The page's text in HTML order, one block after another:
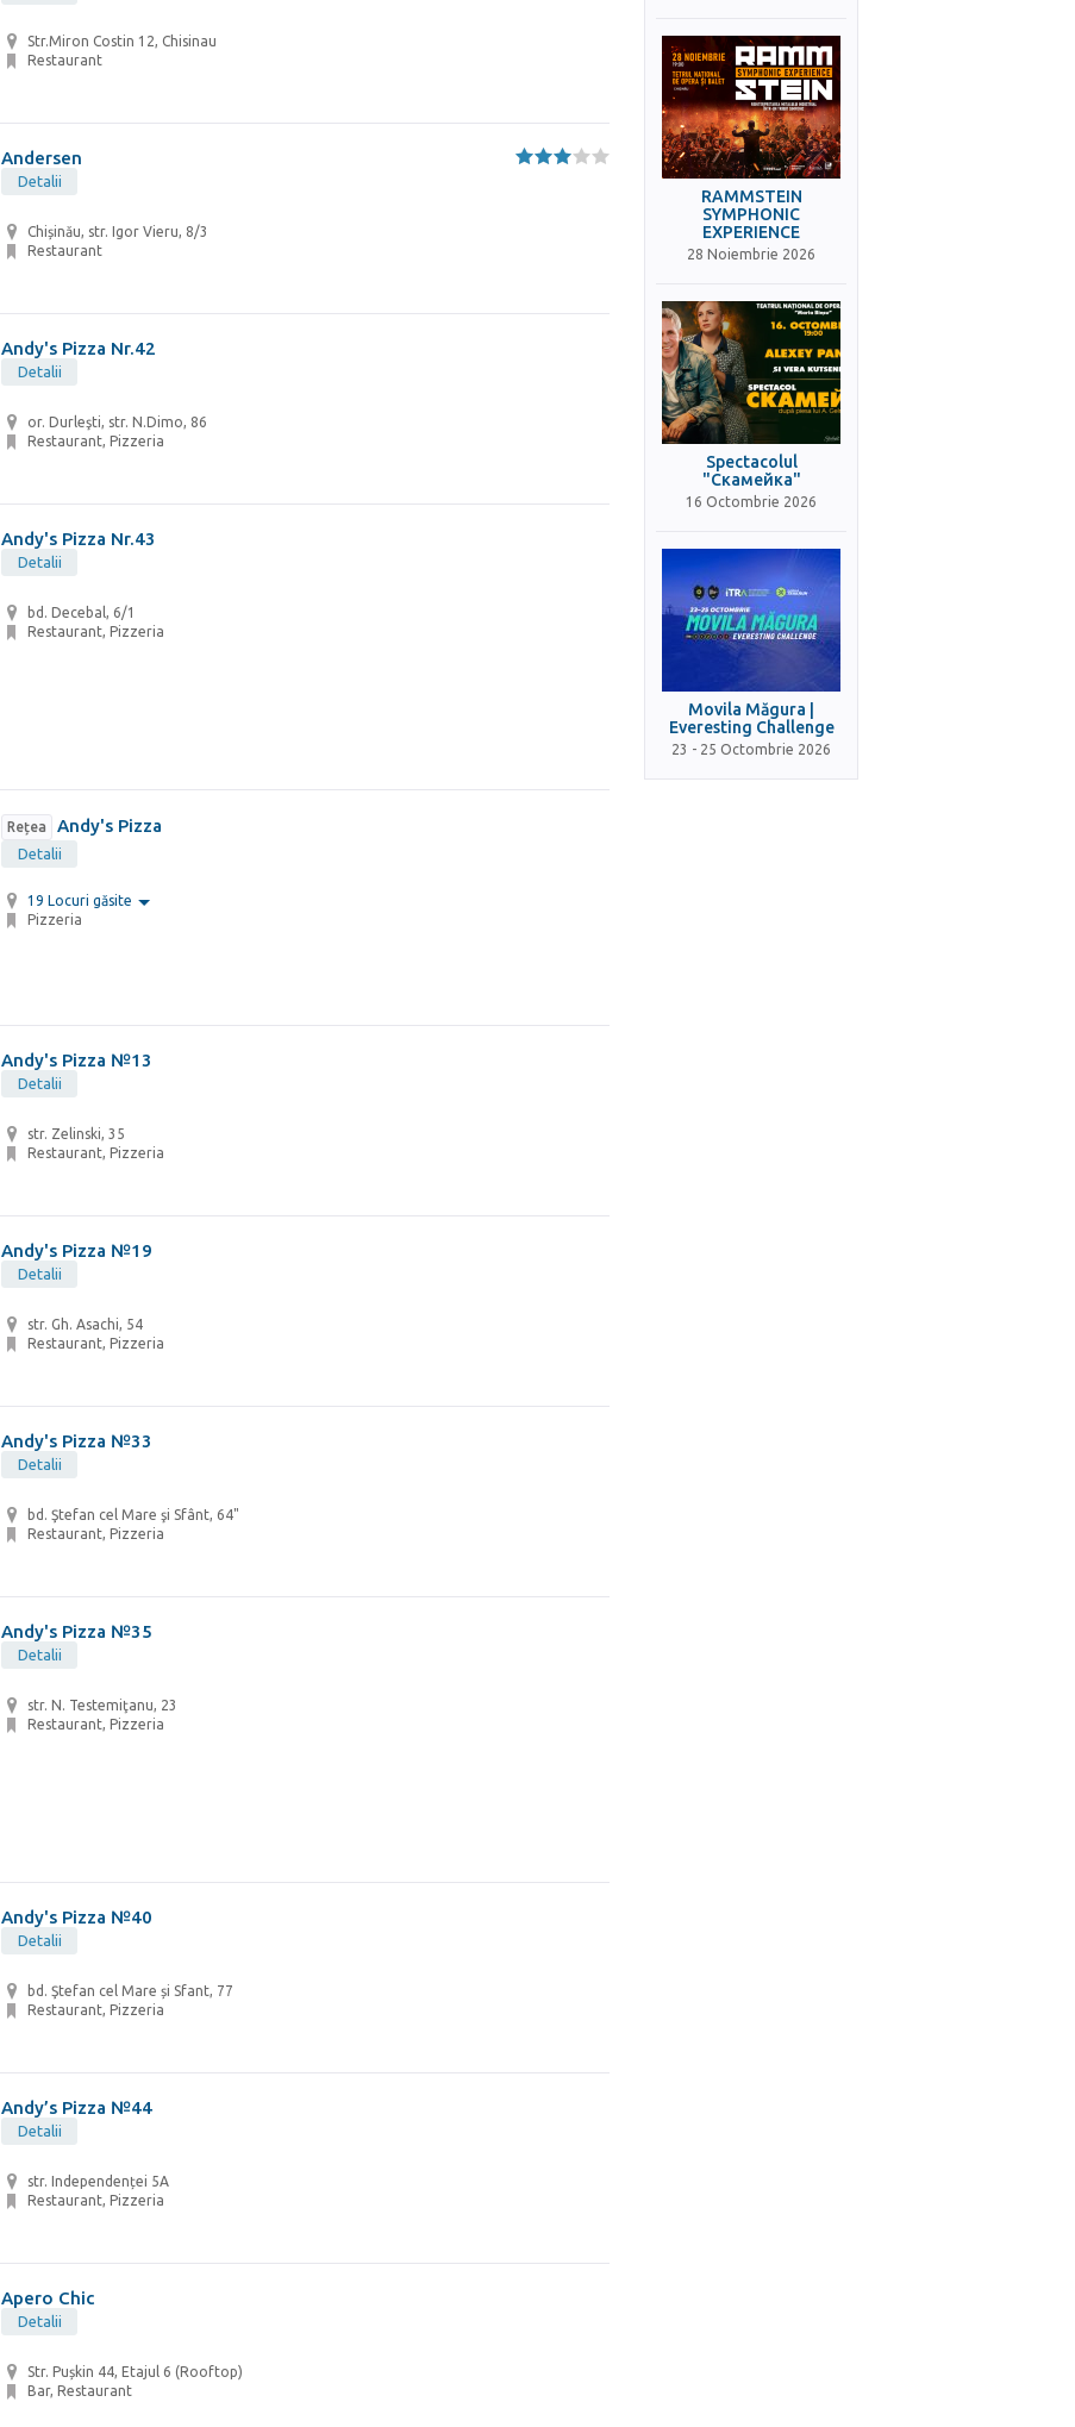
Str.Miron Costin 12, Chisinau
Restaurant
Andersen
Detalii
Chișinău, str. Igor Vieru, 8/3
Restaurant
Andy's Pizza Nr.42
Detalii
or. Durleşti, str. N.Dimo, 86
Restaurant, Pizzeria
Andy's Pizza Nr.43
Detalii
bd. Decebal, 6/1
Restaurant, Pizzeria
Rețea Andy's Pizza
Detalii
19 Locuri găsite
Pizzeria
Andy's Pizza №13
Detalii
str. Zelinski, 35
Restaurant, Pizzeria
Andy's Pizza №19
Detalii
str. Gh. Asachi, 54
Restaurant, Pizzeria
Andy's Pizza №33
Detalii
bd. Ştefan cel Mare şi Sfânt, 64"
Restaurant, Pizzeria
Andy's Pizza №35
Detalii
str. N. Testemiţanu, 23
Restaurant, Pizzeria
Andy's Pizza №40
Detalii
bd. Ştefan cel Mare și Sfant, 77
Restaurant, Pizzeria
Andy’s Pizza №44
Detalii
str. Independenței 5A
Restaurant, Pizzeria
Apero Chic
Detalii
Str. Pușkin 44, Etajul 6 (Rooftop)
Bar, Restaurant
RAMMSTEIN
SYMPHONIC
EXPERIENCE
28 Noiembrie 2026
Spectacolul
"Скамейка"
16 Octombrie 2026
Movila Măgura |
Everesting Challenge
23 - 25 Octombrie 2026